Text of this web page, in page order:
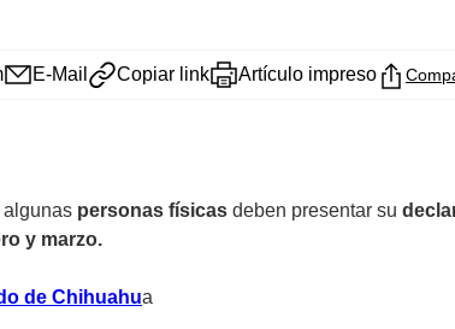
E-Mail Copiar link Artículo impreso
algunas personas físicas deben presentar su
y marzo.
de Chihuahua